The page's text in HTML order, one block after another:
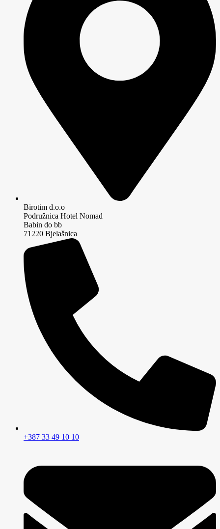
Birotim d.o.o
Podružnica Hotel Nomad
Babin do bb
71220 Bjelašnica
+387 33 49 10 10